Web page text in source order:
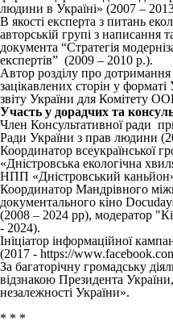
людини в Україні» (2007 –
В якості експерта з питань
авторській групі з написання
документа “Стратегія
експертів” (2009 – 2010 р.).
Автор розділу про дотримання
зацікавлених сторін у
звіту України для Комітету
Участь у дорадчих та
Член Консультативної ради
Ради України з прав людини
Координатор всеукраїнської
«Дністровська екологічна
НПП «Дністровський
Координатор Мандрівного
документального кіно
(2008 – 2024 рр), модератор
- 2024).
Ініціатор інформаційної
(2017 - https://
За багаторічну громадську
відзнакою Президента
незалежності України».
* * *